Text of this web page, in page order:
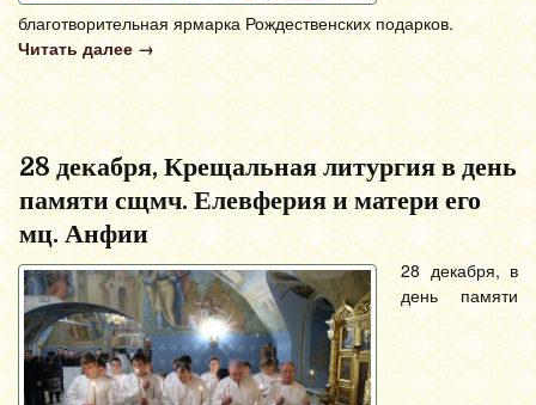
благотворительная ярмарка Рождественских подарков.
Читать далее →
28 декабря, Крещальная литургия в день
памяти сщмч. Елевферия и матери его
мц. Анфии
28 декабря, в
день памяти